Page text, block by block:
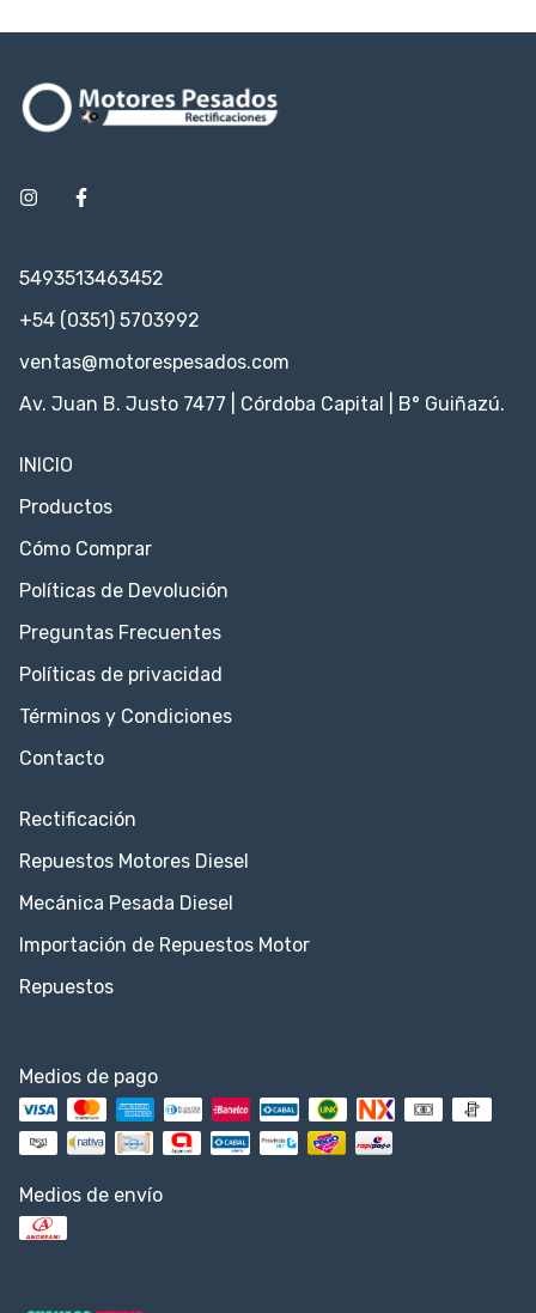
5493513463452
+54 (0351) 5703992
ventas@motorespesados.com
Av. Juan B. Justo 7477 | Córdoba Capital | B° Guiñazú.
INICIO
Productos
Cómo Comprar
Políticas de Devolución
Preguntas Frecuentes
Políticas de privacidad
Términos y Condiciones
Contacto
Rectificación
Repuestos Motores Diesel
Mecánica Pesada Diesel
Importación de Repuestos Motor
Repuestos
Medios de pago
Medios de envío